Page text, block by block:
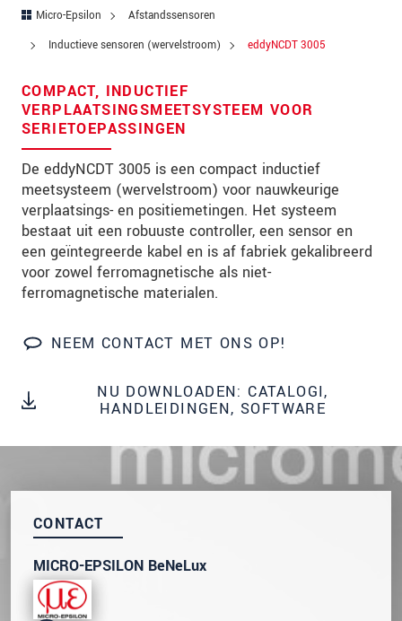
Micro-Epsilon
Afstandssensoren
Inductieve sensoren (wervelstroom)
eddyNCDT 3005
COMPACT, INDUCTIEF
VERPLAATSINGSMEETSYSTEEM VOOR
SERIETOEPASSINGEN
De eddyNCDT 3005 is een compact inductief
meetsysteem (wervelstroom) voor nauwkeurige
verplaatsings- en positiemetingen. Het systeem
bestaat uit een robuuste controller, een sensor en
een geïntegreerde kabel en is af fabriek gekalibreerd
voor zowel ferromagnetische als niet-
ferromagnetische materialen.
NEEM CONTACT MET ONS OP!
NU DOWNLOADEN: CATALOGI,
HANDLEIDINGEN, SOFTWARE
CONTACT
MICRO-EPSILON BeNeLux
Postcode
Plaats*
Land*
Telefoon
E-mail*
Bericht*
Houd mij op de hoogte van
We behandelen uw gegevens vertrouwelijk. Lees
Privacyverklaring.
BERICHT VERZENDEN